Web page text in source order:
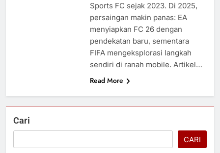
Sports FC sejak 2023. Di 2025,
persaingan makin panas: EA
menyiapkan FC 26 dengan
pendekatan baru, sementara
FIFA mengeksplorasi langkah
sendiri di ranah mobile. Artikel…
Read More
Cari
CARI